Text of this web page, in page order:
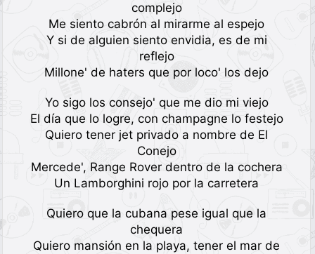
complejo
Me siento cabrón al mirarme al espejo
Y si de alguien siento envidia, es de mi
reflejo
Millone' de haters que por loco' los dejo
Yo sigo los consejo' que me dio mi viejo
El día que lo logre, con champagne lo festejo
Quiero tener jet privado a nombre de El
Conejo
Mercede', Range Rover dentro de la cochera
Un Lamborghini rojo por la carretera
Quiero que la cubana pese igual que la
chequera
Quiero mansión en la playa, tener el mar de